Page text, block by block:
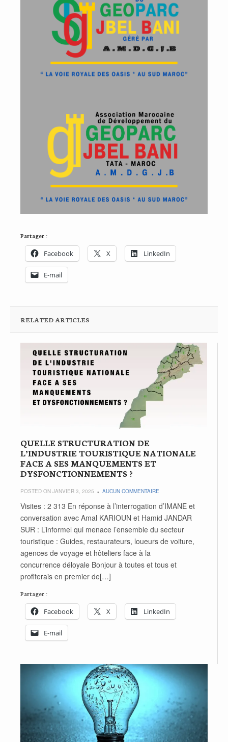
Partager :
Facebook X LinkedIn
E-mail
RELATED ARTICLES
QUELLE STRUCTURATION DE
L’INDUSTRIE TOURISTIQUE NATIONALE
FACE A SES MANQUEMENTS ET
DYSFONCTIONNEMENTS ?
POSTED ON JANVIER 3, 2025 AUCUN COMMENTAIRE
Visites : 2 313 En réponse à l’interrogation d’IMANE et
conversation avec Amal KARIOUN et Hamid JANDAR
SUR : L’informel qui menace l’ensemble du secteur
touristique : Guides, restaurateurs, loueurs de voiture,
agences de voyage et hôteliers face à la
concurrence déloyale Bonjour à toutes et tous et
profiterais en premier de[…]
Partager :
Facebook X LinkedIn
E-mail